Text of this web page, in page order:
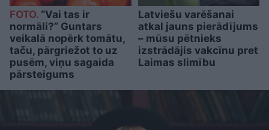
FOTO. “Vai tas ir
normāli?” Guntars
veikalā nopērk tomātu,
taču, pārgriežot to uz
pusēm, viņu sagaida
pārsteigums
Latviešu varēšanai
atkal jauns pierādījums
– mūsu pētnieks
izstrādājis vakcīnu pret
Laimas slimību